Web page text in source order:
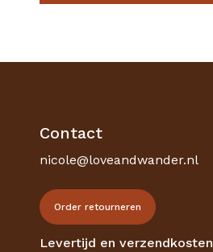
Contact
nicole@loveandwander.nl
Order retourneren
Levertijd en verzendkosten